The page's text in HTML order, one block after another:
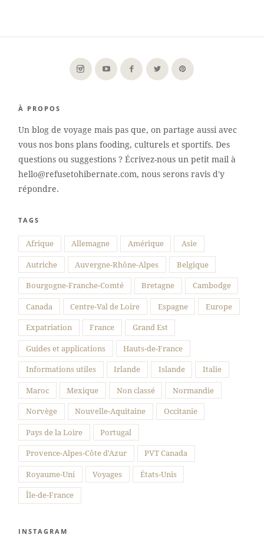
Suivre sur Instagram
À PROPOS
Un blog de voyage mais pas que, on partage aussi avec
vous nos bons plans fooding, culturels et sportifs. Des
questions ou suggestions ? Écrivez-nous un petit mail à
hello@refusetohibernate.com, nous serons ravis d'y
répondre.
TAGS
Afrique Allemagne Amérique Asie
Autriche Auvergne-Rhône-Alpes Belgique
Bourgogne-Franche-Comté Bretagne Cambodge
Canada Centre-Val de Loire Espagne Europe
Expatriation France Grand Est
Guides et applications Hauts-de-France
Informations utiles Irlande Islande Italie
Maroc Mexique Non classé Normandie
Norvège Nouvelle-Aquitaine Occitanie
Pays de la Loire Portugal
Provence-Alpes-Côte d'Azur PVT Canada
Royaume-Uni Voyages États-Unis
Île-de-France
INSTAGRAM